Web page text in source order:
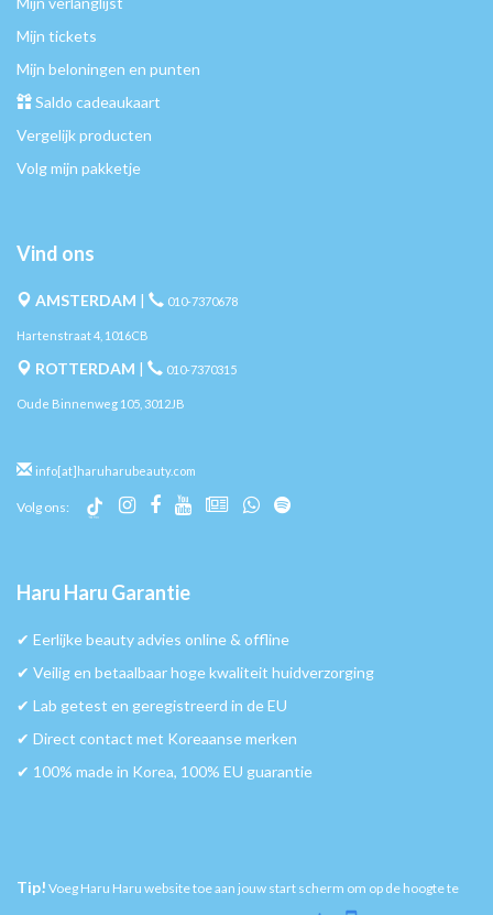
Mijn tickets
Mijn beloningen en punten
Saldo cadeaukaart
Vergelijk producten
Volg mijn pakketje
Vind ons
AMSTERDAM | 010-7370678
Hartenstraat 4, 1016CB
ROTTERDAM | 010-7370315
Oude Binnenweg 105, 3012JB
info[at]haruharubeauty.com
Volg ons:
Haru Haru Garantie
✔︎ Eerlijke beauty advies online & offline
✔︎ Veilig en betaalbaar hoge kwaliteit huidverzorging
✔︎ Lab getest en geregistreerd in de EU
✔︎ Direct contact met Koreaanse merken
✔︎ 100% made in Korea, 100% EU guarantie
Tip! Voeg Haru Haru website toe aan jouw start scherm om op de hoogte te